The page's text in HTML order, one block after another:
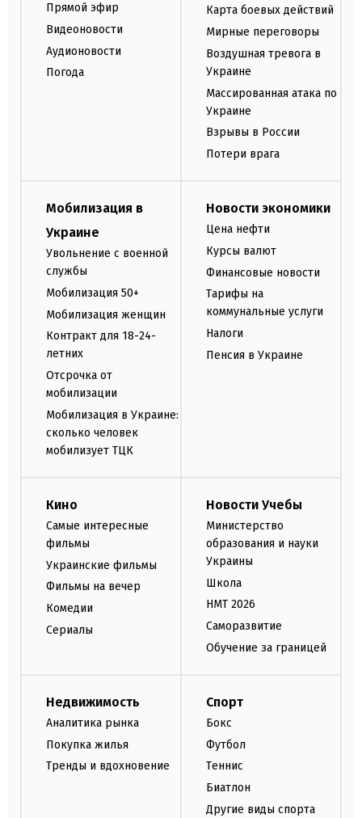
Прямой эфир
Видеоновости
Аудионовости
Погода
Карта боевых действий
Мирные переговоры
Воздушная тревога в
Украине
Массированная атака по
Украине
Взрывы в России
Потери врага
Мобилизация в
Украине
Увольнение с военной
службы
Мобилизация 50+
Мобилизация женщин
Контракт для 18-24-
летних
Отсрочка от
мобилизации
Мобилизация в Украине:
сколько человек
мобилизует ТЦК
Новости экономики
Цена нефти
Курсы валют
Финансовые новости
Тарифы на
коммунальные услуги
Налоги
Пенсия в Украине
Кино
Самые интересные
фильмы
Украинские фильмы
Фильмы на вечер
Комедии
Сериалы
Новости Учебы
Министерство
образования и науки
Украины
Школа
НМТ 2026
Саморазвитие
Обучение за границей
Недвижимость
Аналитика рынка
Покупка жилья
Тренды и вдохновение
Спорт
Бокс
Футбол
Теннис
Биатлон
Другие виды спорта